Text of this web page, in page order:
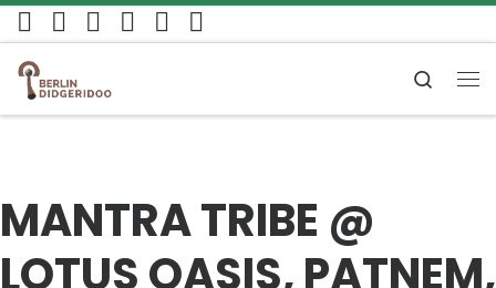
Zum Inhalt springen
Search
MANTRA TRIBE @
LOTUS OASIS, PATNEM,